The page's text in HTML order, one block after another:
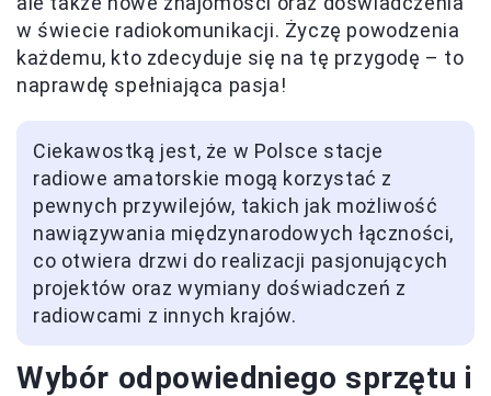
w świecie radiokomunikacji. Życzę powodzenia
każdemu, kto zdecyduje się na tę przygodę – to
naprawdę spełniająca pasja!
Ciekawostką jest, że w Polsce stacje
radiowe amatorskie mogą korzystać z
pewnych przywilejów, takich jak możliwość
nawiązywania międzynarodowych łączności,
co otwiera drzwi do realizacji pasjonujących
projektów oraz wymiany doświadczeń z
radiowcami z innych krajów.
Wybór odpowiedniego sprzętu i